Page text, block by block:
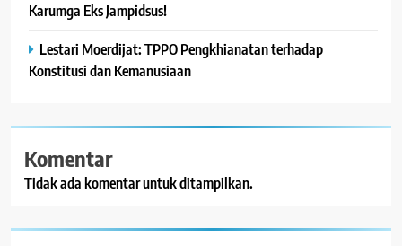
Karumga Eks Jampidsus!
Lestari Moerdijat: TPPO Pengkhianatan terhadap
Konstitusi dan Kemanusiaan
Komentar
Tidak ada komentar untuk ditampilkan.